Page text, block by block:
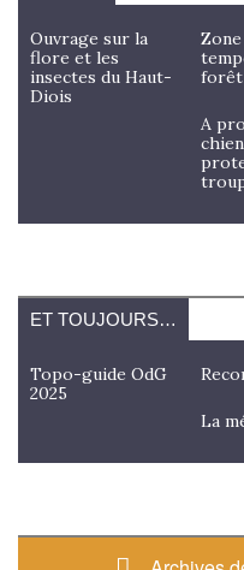
Ouvrage sur la
flore et les
insectes du Haut-
Diois
forêt
A
ET TOUJOURS…
Topo-guide OdG
2025
La